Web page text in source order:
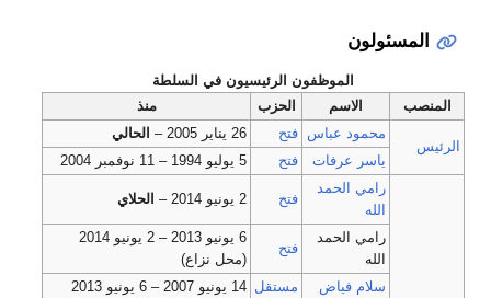
المسئولون
الموظفون الرئيسيون في السلطة
المنصب
الاسم الحزب منذ
الرئيس
محمود عباس فتح 26 يناير 2005 –
الحالي
ياسر عرفات
فتح 5 يوليو 1994 – 11 نوفمبر 2004
رامي الحمد
الله
فتح 2 يونيو 2014 – الحلاي
رامي الحمد
الله
فتح
6 يونيو 2013 – 2 يونيو 2014
(محل نزاع)
سلام فياض
مستقل 14 يونيو 2007 – 6 يونيو 2013